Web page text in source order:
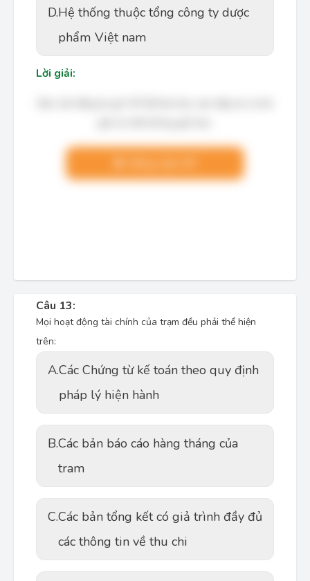
D.Hệ thống thuộc tổng công ty dược
phẩm Việt nam
Lời giải:
Câu 13:
Mọi hoạt động tài chính của trạm đều phải thể hiện
trên:
A.Các Chứng từ kế toán theo quy định
pháp lý hiện hành
B.Các bản báo cáo hàng tháng của
tram
C.Các bản tổng kết có giả trình đầy đủ
các thông tin về thu chi